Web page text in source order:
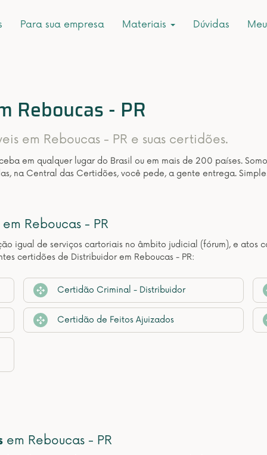
Para sua empresa Materiais Dúvidas
Reboucas - PR
em Reboucas - PR e suas certidões.
em qualquer lugar do Brasil ou em mais de 200 países.
na Central das Certidões, você pede, a gente entrega.
em Reboucas - PR
igual de serviços cartoriais no âmbito judicial (fórum), e atos
certidões de Distribuidor em Reboucas - PR:
Certidão Criminal - Distribuidor
Certidão de Feitos Ajuizados
em Reboucas - PR